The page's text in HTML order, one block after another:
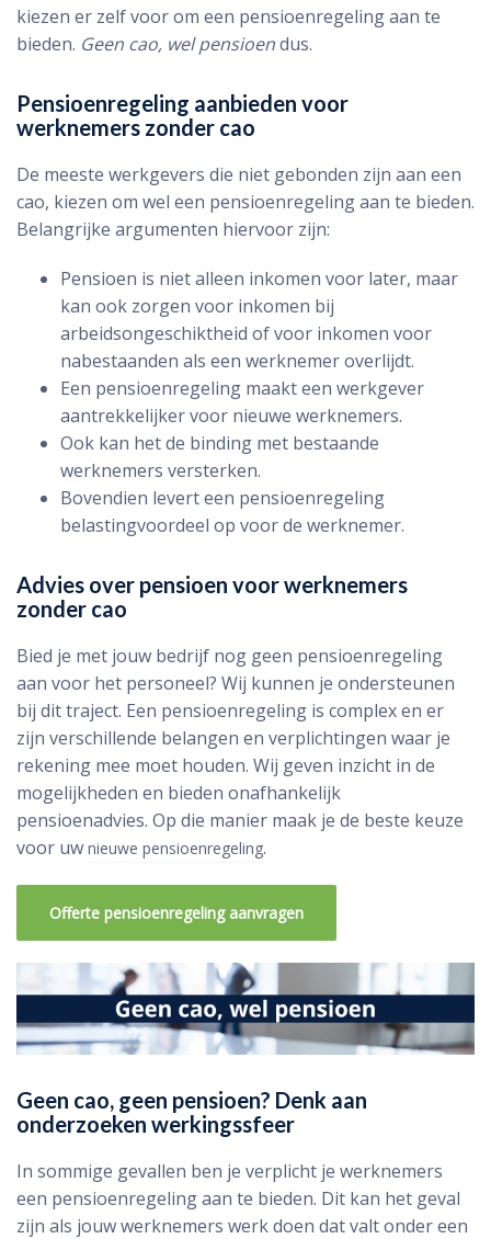
kiezen er zelf voor om een pensioenregeling aan te
bieden. Geen cao, wel pensioendus.
Pensioenregeling aanbieden voor
werknemers zonder cao
De meeste werkgevers die niet gebonden zijn aan een
cao, kiezen om wel een pensioenregeling aan te bieden.
Belangrijke argumenten hiervoor zijn:
Pensioen is niet alleen inkomen voor later, maar
kan ook zorgen voor inkomen bij
arbeidsongeschiktheid of voor inkomen voor
nabestaanden als een werknemer overlijdt.
Een pensioenregeling maakt een werkgever
aantrekkelijker voor nieuwe werknemers.
Ook kan het de binding met bestaande
werknemers versterken.
Bovendien levert een pensioenregeling
belastingvoordeel op voor de werknemer.
Advies over pensioen voor werknemers
zonder cao
Bied je met jouw bedrijf nog geen pensioenregeling
aan voor het personeel? Wij kunnen je ondersteunen
bij dit traject. Een pensioenregeling is complex en er
zijn verschillende belangen en verplichtingen waar je
rekening mee moet houden. Wij geven inzicht in de
mogelijkheden en bieden onafhankelijk
pensioenadvies. Op die manier maak je de beste keuze
voor uw nieuwe pensioenregeling.
Offerte pensioenregeling aanvragen
Geen cao, geen pensioen? Denk aan
onderzoeken werkingssfeer
In sommige gevallen ben je verplicht je werknemers
een pensioenregeling aan te bieden. Dit kan het geval
zijn als jouw werknemers werk doen dat valt onder een